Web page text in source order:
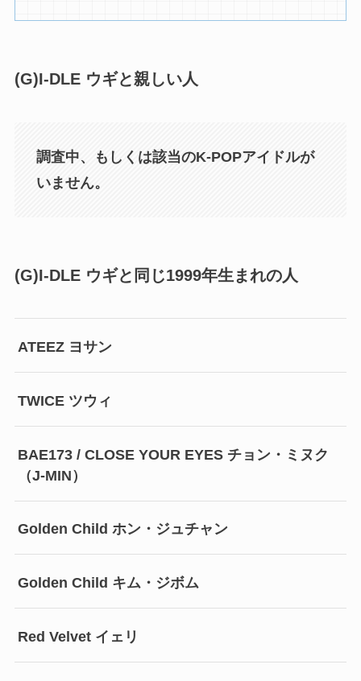
(G)I-DLE ウギと親しい人
調査中、もしくは該当のK-POPアイドルが
いません。
(G)I-DLE ウギと同じ1999年生まれの人
ATEEZ ヨサン
TWICE ツウィ
BAE173 / CLOSE YOUR EYES チョン・ミヌク
（J-MIN）
Golden Child ホン・ジュチャン
Golden Child キム・ジボム
Red Velvet イェリ